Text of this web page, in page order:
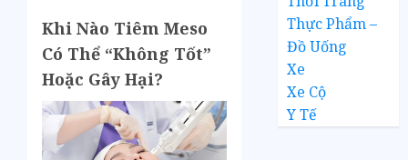
Khi Nào Tiêm Meso
Có Thể “Không Tốt”
Hoặc Gây Hại?
Thực Phẩm –
Đồ Uống
Xe
Xe Cộ
Y Tế